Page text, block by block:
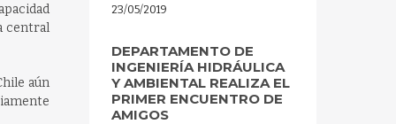
central
aún
23/05/2019
DEPARTAMENTO DE
INGENIERÍA HIDRÁULICA
Y AMBIENTAL REALIZA EL
PRIMER ENCUENTRO DE
AMIGOS